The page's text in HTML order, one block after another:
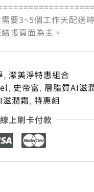
要3~5個工作天配送
帳頁面為主。
,潔美淨特惠組合
, 史帝富, 層脂質AI滋
潤霜,特惠組
上刷卡付款